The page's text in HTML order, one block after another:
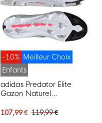
Meilleur Choix
-10%
Enfants
adidas Predator Elite
Gazon Naturel
Enfants Blanc Noir Rose
107,99 € 119,99 €